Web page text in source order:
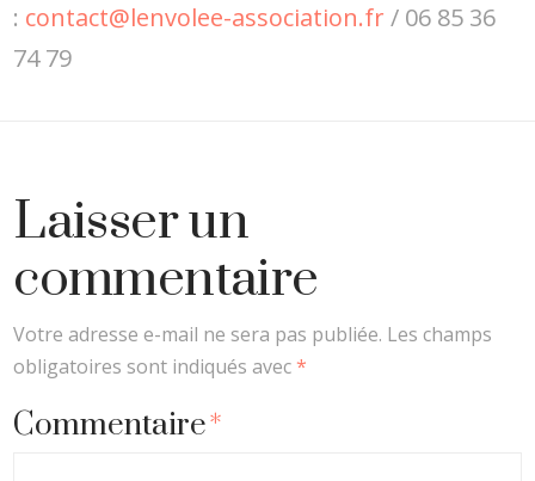
: contact@lenvolee-association.fr / 06 85 36
74 79
Laisser un
commentaire
Votre adresse e-mail ne sera pas publiée. Les champs
obligatoires sont indiqués avec*
Commentaire*